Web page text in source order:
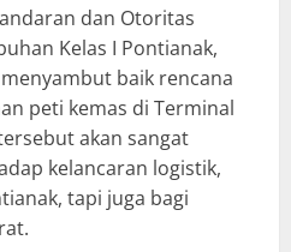
dan Otoritas
Kelas I Pontianak,
baik rencana
peti kemas di Terminal
akan sangat
kelancaran logistik,
tapi juga bagi